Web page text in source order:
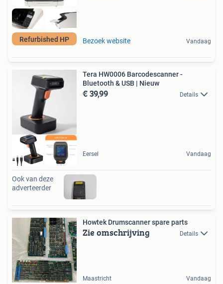
Refurbished HP Bezoek website Vandaag
Tera HW0006 Barcodescanner -
Bluetooth & USB | Nieuw
€ 39,99 Details
Eersel Vandaag
Ook van deze
adverteerder
Howtek Drumscanner spare parts
Zie omschrijving Details
Maastricht Vandaag